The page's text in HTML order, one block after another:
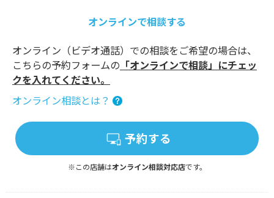
オンラインで相談する
オンライン（ビデオ通話）での相談をご希望の場合は、
こちらの予約フォームの 「オンラインで相談」にチェッ
クを入れてください。
オンライン相談とは？
予約する
※この店舗はオンライン相談対応店です。